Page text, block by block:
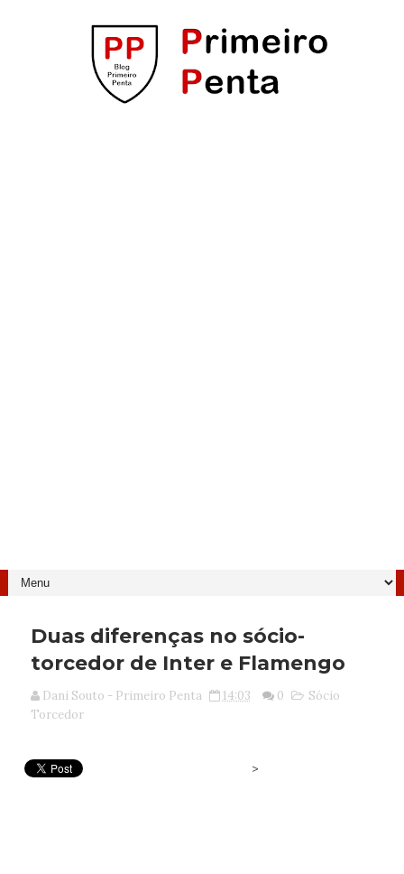
Duas diferenças no sócio-
torcedor de Inter e Flamengo
Dani Souto - Primeiro Penta 14:03 0
Sócio
Torcedor
>